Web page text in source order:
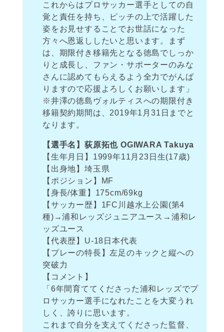
これからはプロサッカー選手としての自
覚と責任を持ち、ピッチの上で活躍した
姿をお見せすることでお世話になった
方々へ恩返ししたいと思います。まず
は、期限付き移籍先となる徳島でしっか
りと成長し、ファン・サポーターのみな
さんに認めてもらえるよう全力でがんば
りますので応援よろしくお願いします」
※井澤の徳島ヴォルティスへの期限付き
移籍契約期間は、2019年1月31日までと
なります。
【選手名】荻原拓也 OGIWARA Takuya
【生年月日】1999年11月23日生(17歳)
【出身地】埼玉県
【ポジション】MF
【身長/体重】175cm/69kg
【サッカー歴】1FC川越水上公園(第4
種)→浦和レッズジュニアユース→浦和レ
ッズユース
【代表歴】U-18日本代表
【プレーの特長】左足のキックと縦への
突破力
【コメント】
「6年間育ててくださった浦和レッズでプ
ロサッカー選手になれたことを大変うれ
しく、誇りに思います。
これまで自分を支えてくださった監督、